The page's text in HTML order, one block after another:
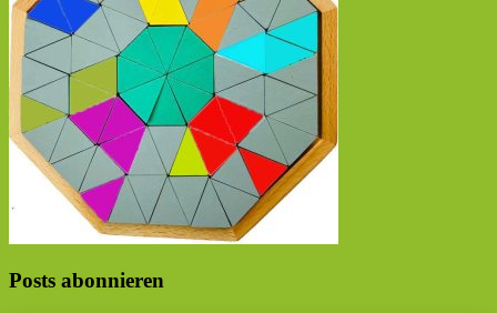
Posts abonnieren